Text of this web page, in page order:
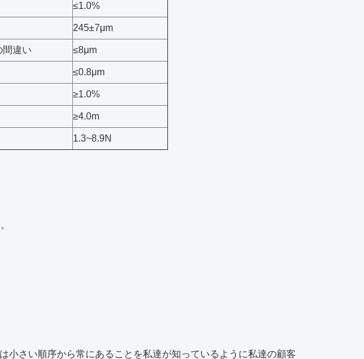
≤1.0%
245±7μm
間違い ≤8μm
≤0.8μm
≥1.0%
≥4.0m
1.3~8.9N
小さい順序から常にあることを私達が知っているように私達の顧客